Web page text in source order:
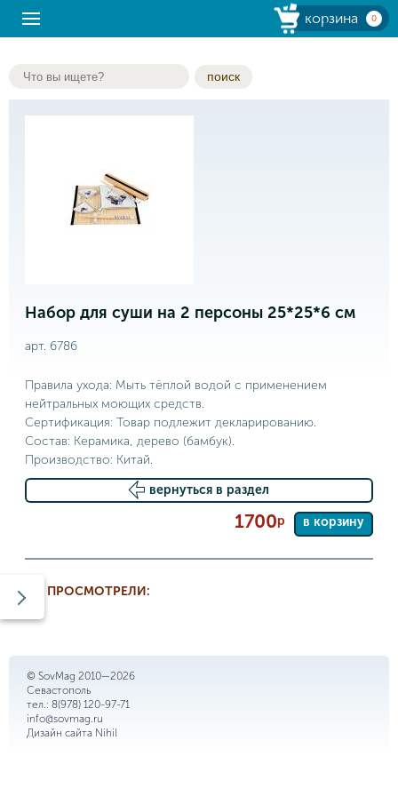
корзина 0
поиск
Набор для суши на 2 персоны 25*25*6 см
арт. 6786
Правила ухода: Мыть тёплой водой с применением
нейтральных моющих средств.
Сертификация: Товар подлежит декларированию.
Состав: Керамика, дерево (бамбук).
Производство: Китай.
вернуться в раздел
1700р в корзину
ВЫ ПРОСМОТРЕЛИ:
© SovMag 2010—2026
Севастополь
тел.: 8(978) 120-97-71
info@sovmag.ru
Дизайн сайта Nihil